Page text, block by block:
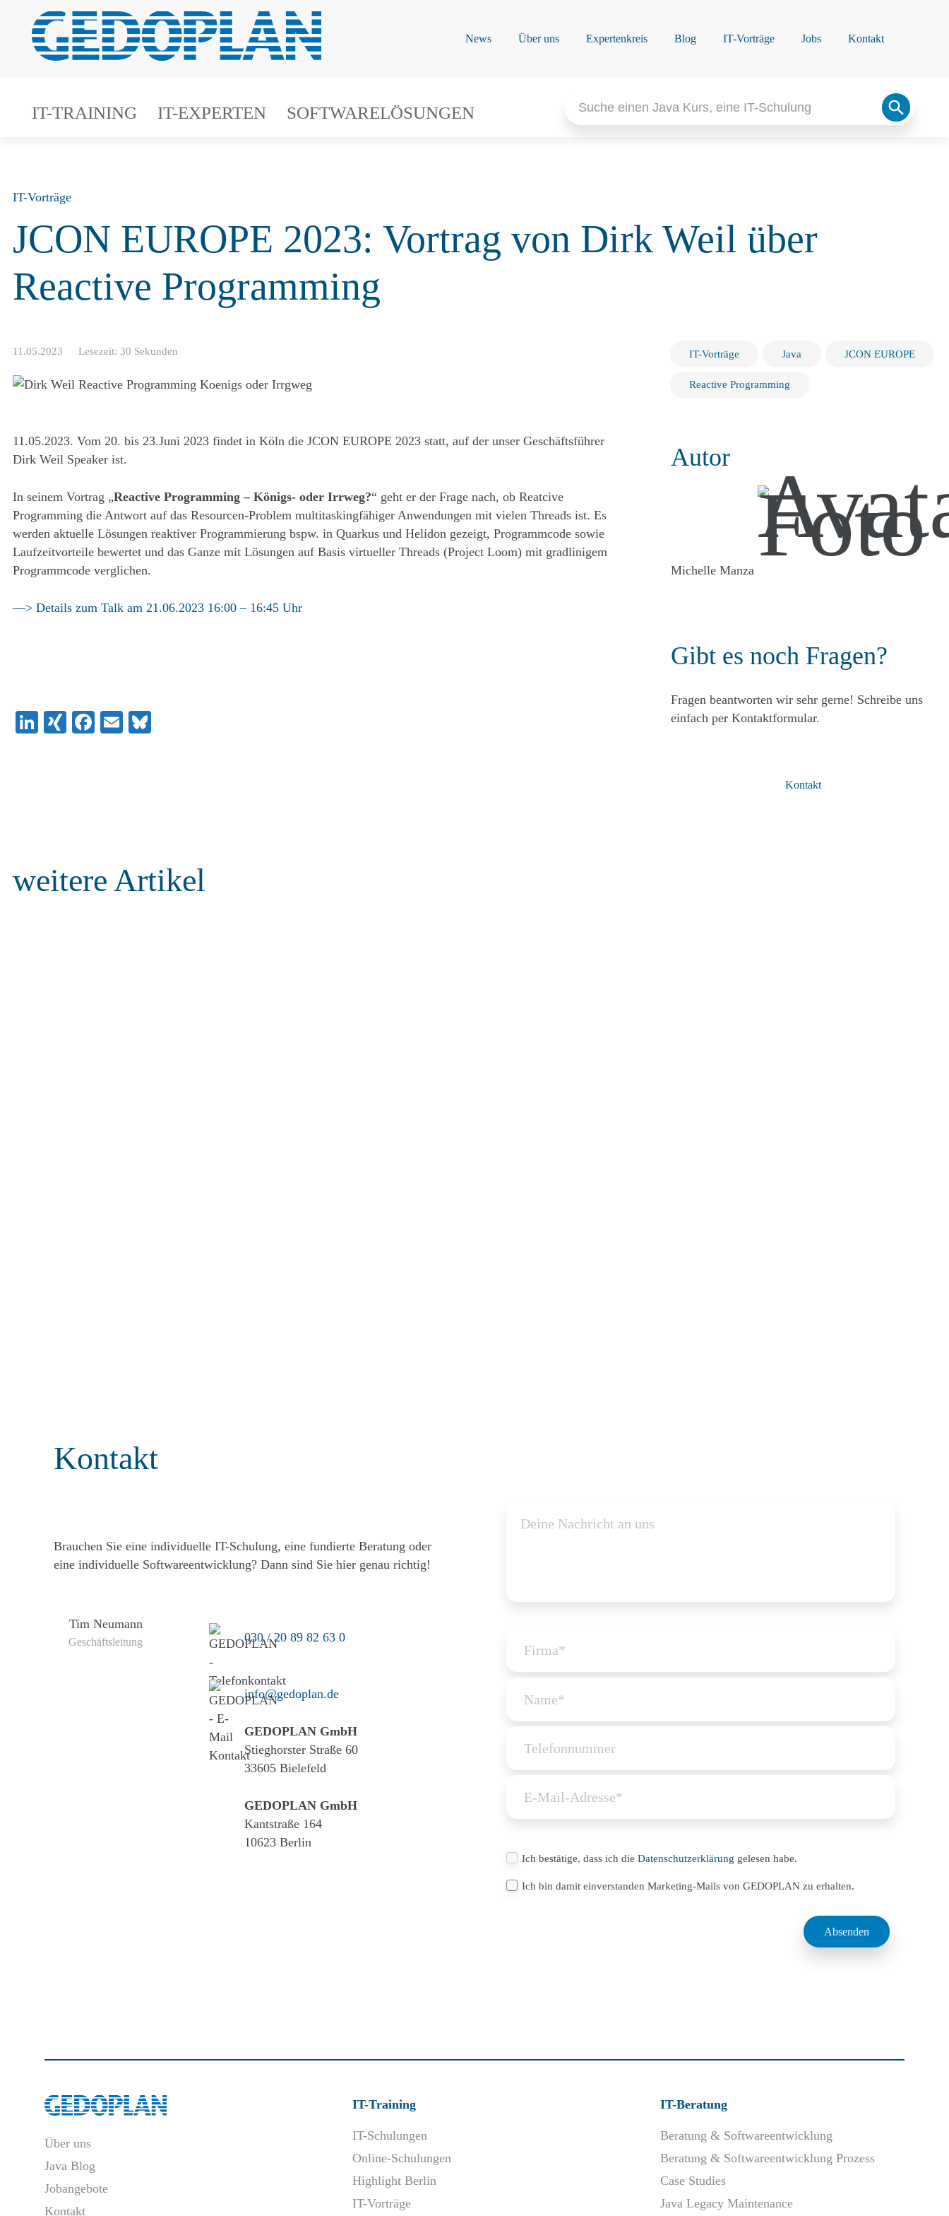
News Über uns Expertenkreis Blog IT-Vorträge Jobs Kontakt
IT-TRAINING IT-EXPERTEN SOFTWARELÖSUNGEN
Search
Button
IT-Vorträge
JCON EUROPE 2023: Vortrag von Dirk Weil über
Reactive Programming
11.05.2023 Lesezeit: 30 Sekunden
11.05.2023. Vom 20. bis 23.Juni 2023 findet in Köln die JCON EUROPE 2023 statt, auf der unser Geschäftsführer
Dirk Weil Speaker ist.
In seinem Vortrag „Reactive Programming – Königs- oder Irrweg?“ geht er der Frage nach, ob Reatcive
Programming die Antwort auf das Resourcen-Problem multitaskingfähiger Anwendungen mit vielen Threads ist. Es
werden aktuelle Lösungen reaktiver Programmierung bspw. in Quarkus und Helidon gezeigt, Programmcode sowie
Laufzeitvorteile bewertet und das Ganze mit Lösungen auf Basis virtueller Threads (Project Loom) mit gradlinigem
Programmcode verglichen.
—> Details zum Talk am 21.06.2023 16:00 – 16:45 Uhr
LinkedIn
XINGFacebook
Email
IT-Vorträge Java JCON EUROPE
Reactive Programming
Autor
Michelle Manza
Gibt es noch Fragen?
Fragen beantworten wir sehr gerne! Schreibe uns
einfach per Kontaktformular.
Kontakt
weitere Artikel
Kontakt
Brauchen Sie eine individuelle IT-Schulung, eine fundierte Beratung oder
eine individuelle Softwareentwicklung? Dann sind Sie hier genau richtig!
Tim Neumann
Geschäftsleitung 030 / 20 89 82 63 0
info@gedoplan.de
GEDOPLAN GmbH
Stieghorster Straße 60
33605 Bielefeld
GEDOPLAN GmbH
Kantstraße 164
10623 Berlin
Ich bestätige, dass ich die Datenschutzerklärung gelesen habe.
Ich bin damit einverstanden Marketing-Mails von GEDOPLAN zu erhalten.
Über uns
Java Blog
Jobangebote
Kontakt
IT-Training
IT-Schulungen
Online-Schulungen
Highlight Berlin
IT-Vorträge
IT-Beratung
Beratung & Softwareentwicklung
Beratung & Softwareentwicklung Prozess
Case Studies
Java Legacy Maintenance